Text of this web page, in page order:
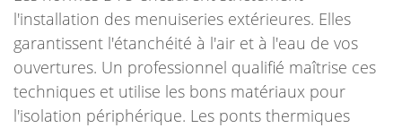
l'installation des menuiseries extérieures. Elles
garantissent l'étanchéité à l'air et à l'eau de vos
ouvertures. Un professionnel qualifié maîtrise ces
techniques et utilise les bons matériaux pour
l'isolation périphérique. Les ponts thermiques